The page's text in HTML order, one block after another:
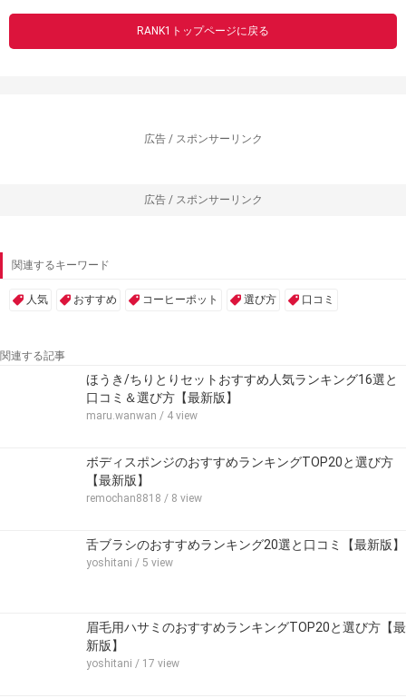
RANK1トップページに戻る
広告 / スポンサーリンク
広告 / スポンサーリンク
関連するキーワード
人気 おすすめ コーヒーポット 選び方 口コミ
関連する記事
ほうき/ちりとりセットおすすめ人気ランキング16選と
口コミ＆選び方【最新版】
maru.wanwan / 4 view
ボディスポンジのおすすめランキングTOP20と選び方
【最新版】
remochan8818 / 8 view
舌ブラシのおすすめランキング20選と口コミ【最新版】
yoshitani / 5 view
眉毛用ハサミのおすすめランキングTOP20と選び方【最
新版】
yoshitani / 17 view